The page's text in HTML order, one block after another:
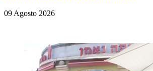
09 Agosto 2026